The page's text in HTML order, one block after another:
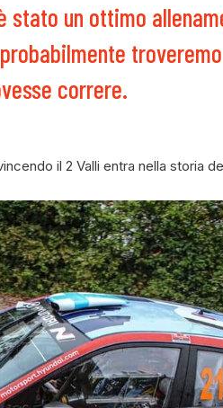
stato un ottimo
correre.
il 2 Valli entra nella storia